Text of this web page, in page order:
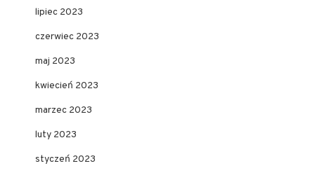
lipiec 2023
czerwiec 2023
maj 2023
kwiecień 2023
marzec 2023
luty 2023
styczeń 2023